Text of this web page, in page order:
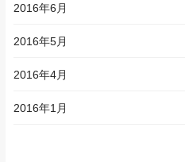
2016年6月
2016年5月
2016年4月
2016年1月